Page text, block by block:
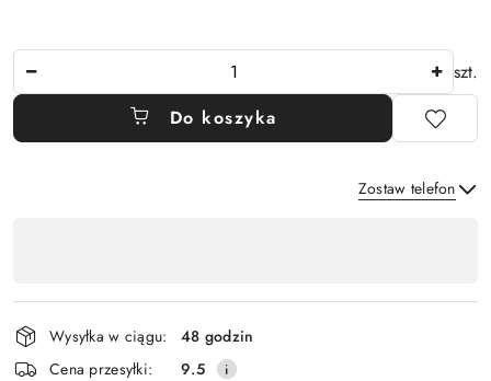
szt.
Do koszyka
Zostaw telefon
płatność
i
dostawa
Wysyłka w ciągu:
48 godzin
Cena przesyłki:
9.5